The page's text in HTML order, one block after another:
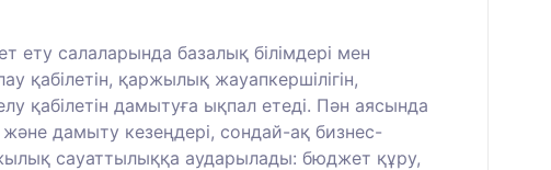
салаларында базалық білімдері мен
қабілетін, қаржылық жауапкершілігін,
қабілетін дамытуға ықпал етеді. Пән аясында
және дамыту кезеңдері, сондай-ақ бизнес-
сауаттылыққа аударылады: бюджет құру,